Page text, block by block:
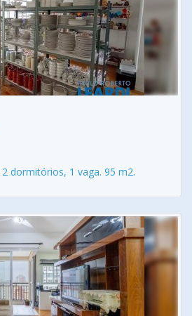
dormitórios, 1 vaga. 95 m2.